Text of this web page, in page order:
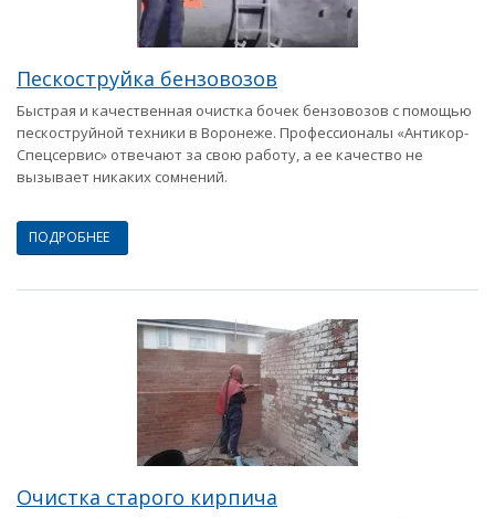
Пескоструйка бензовозов
Быстрая и качественная очистка бочек бензовозов с помощью
пескоструйной техники в Воронеже. Профессионалы «Антикор-
Спецсервис» отвечают за свою работу, а ее качество не
вызывает никаких сомнений.
ПОДРОБНЕЕ
Очистка старого кирпича